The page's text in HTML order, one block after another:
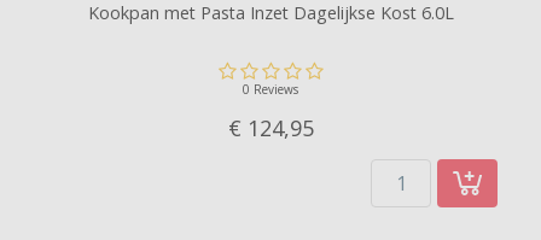
Kookpan met Pasta Inzet Dagelijkse Kost 6.0L
0 Reviews
€ 124,95